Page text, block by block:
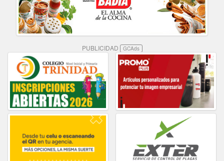
PUBLICIDAD GCAds